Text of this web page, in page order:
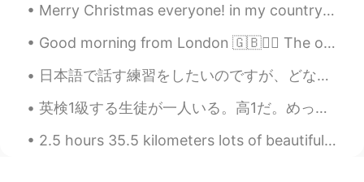
Merry Christmas everyone! in my country we would say, Selamat Hari Natal semua! What are your go...
Good morning from London 🇬🇧🙋‍♀️ The only secret behind a good day is a great attitude , so don’t ...
日本語で話す練習をしたいのですが、どなたか手伝ってくれませんか？代わりに韓国語か英語の練習をお手伝いをします。 毎日電話で会話の練習をしています。日本語の練習を手伝ってください。 Hello...
英検1級する生徒が一人いる。高1だ。めっちゃすごいと思う。僕は高校時にアホだった。ちゃんと勉強しなかった。この生徒は素敵な子だと思う。優しいし明るいし、頭がいいし。彼女の親はたぶんとてもいい人だ...
2.5 hours 35.5 kilometers lots of beautiful views along Edogawa crashed on my bike and sustained ...